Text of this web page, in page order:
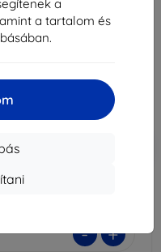
a
a tartalom és
EXTRA10
- +